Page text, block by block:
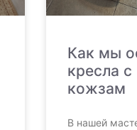
Как мы
кресла
кожзам
В нашей